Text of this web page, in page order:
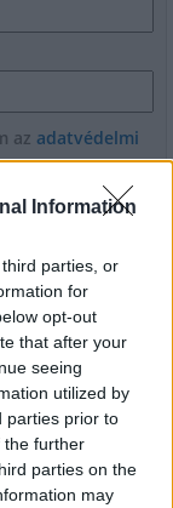
Information
parties, or
for
opt-out
that after your
seeing
utilized by
parties prior to
the further
parties on the
may
az adatvédelmi
FERENC